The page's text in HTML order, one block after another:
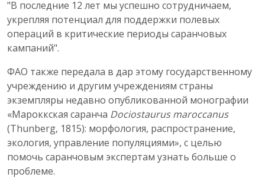
"В последние 12 лет мы успешно сотрудничаем,
укрепляя потенциал для поддержки полевых
операций в критические периоды саранчовых
кампаний".
ФАО также передала в дар этому государственному
учреждению и другим учреждениям страны
экземпляры недавно опубликованной монографии
«Мароккская саранча Dociostaurus maroccanus
(Thunberg, 1815): морфология, распространение,
экология, управление популяциями», с целью
помочь саранчовым экспертам узнать больше о
проблеме.